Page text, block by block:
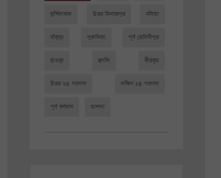
মুর্শিদাবাদ উত্তর দিনাজপুর নদিয়া
বাঁকুড়া পুরুলিয়া পূর্ব মেদিনীপুর
হাওড়া হুগলি বীরভূম
উত্তর ২৪ পরগণা দক্ষিণ ২৪ পরগনা
পূর্ব বর্ধমান মালদা